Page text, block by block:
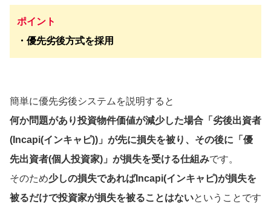
ポイント
・優先劣後方式を採用
簡単に優先劣後システムを説明すると
何か問題があり投資物件価値が減少した場合「劣後出資者
(Incapi(インキャピ))」が先に損失を被り、その後に「優
先出資者(個人投資家)」が損失を受ける仕組みです。
そのため少しの損失であればIncapi(インキャピ)が損失を
被るだけで投資家が損失を被ることはないということです